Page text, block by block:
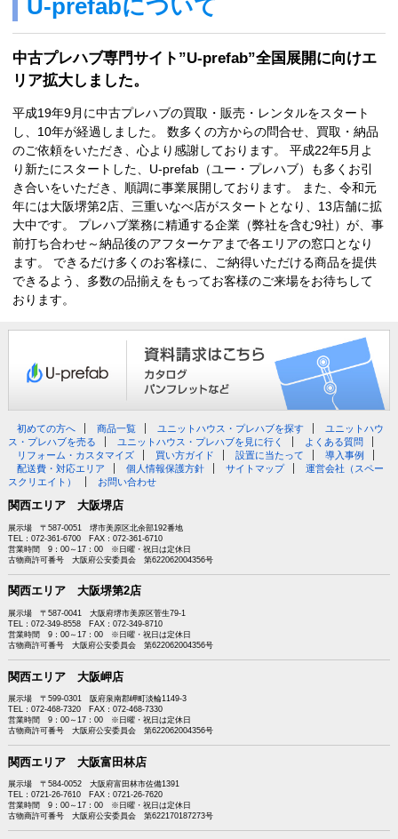
U-prefabについて
中古プレハブ専門サイト”U-prefab”全国展開に向けエ
リア拡大しました。
平成19年9月に中古プレハブの買取・販売・レンタルをスタート
し、10年が経過しました。 数多くの方からの問合せ、買取・納品
のご依頼をいただき、心より感謝しております。 平成22年5月よ
り新たにスタートした、U-prefab（ユー・プレハブ）も多くお引
き合いをいただき、順調に事業展開しております。 また、令和元
年には大阪堺第2店、三重いなべ店がスタートとなり、13店舗に拡
大中です。 プレハブ業務に精通する企業（弊社を含む9社）が、事
前打ち合わせ～納品後のアフターケアまで各エリアの窓口となり
ます。 できるだけ多くのお客様に、ご納得いただける商品を提供
できるよう、多数の品揃えをもってお客様のご来場をお待ちして
おります。
初めての方へ 商品一覧 ユニットハウス・プレハブを探す
ユニットハウ
ス・プレハブを売る
ユニットハウス・プレハブを見に行く
よくある質問
リフォーム・カスタマイズ
買い方ガイド 設置に当たって
導入事例
配送費・対応エリア
個人情報保護方針 サイトマップ
運営会社（スペー
スクリエイト）
お問い合わせ
関西エリア 大阪堺店
展示場 〒587-0051 堺市美原区北余部192番地
TEL：072-361-6700 FAX：072-361-6710
営業時間 9：00～17：00 ※日曜・祝日は定休日
古物商許可番号 大阪府公安委員会 第622062004356号
関西エリア 大阪堺第2店
展示場 〒587-0041 大阪府堺市美原区菅生79-1
TEL：072-349-8558 FAX：072-349-8710
営業時間 9：00～17：00 ※日曜・祝日は定休日
古物商許可番号 大阪府公安委員会 第622062004356号
関西エリア 大阪岬店
展示場 〒599-0301 阪府泉南郡岬町淡輪1149-3
TEL：072-468-7320 FAX：072-468-7330
営業時間 9：00～17：00 ※日曜・祝日は定休日
古物商許可番号 大阪府公安委員会 第622062004356号
関西エリア 大阪富田林店
展示場 〒584-0052 大阪府富田林市佐備1391
TEL：0721-26-7610 FAX：0721-26-7620
営業時間 9：00～17：00 ※日曜・祝日は定休日
古物商許可番号 大阪府公安委員会 第622170187273号